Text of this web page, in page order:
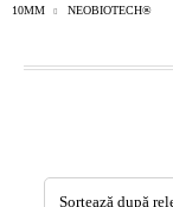
10MM NEOBIOTECH®